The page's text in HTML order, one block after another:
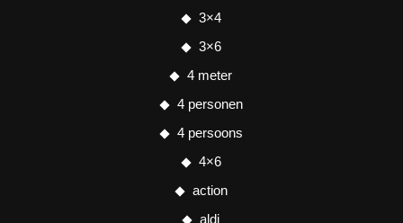
3×4
3×6
4 meter
4 personen
4 persoons
4×6
action
aldi